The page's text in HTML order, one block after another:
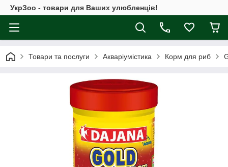
УкрЗоо - товари для Ваших улюбленців!
Товари та послуги Акваріумістика Корм для риб